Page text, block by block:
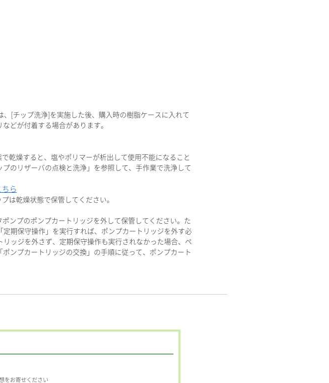
[チップ洗浄]を実施した後、購入時の樹脂ケースに入れて
どが付着する場合があります。
乾燥すると、塩やポリマーが析出して使用不能になること
のリザーバの点検と洗浄」を参照して、手作業で洗浄して
ちら
は乾燥状態で保管してください。
ンプのポンプカートリッジを外して保管してください。た
期保守操作」を実行すれば、ポンプカートリッジを外す必
ッジを外さず、定期保守操作も実行されなかった場合、ペ
ンプカートリッジの交換」の手順に従って、ポンプカート
をお寄せください